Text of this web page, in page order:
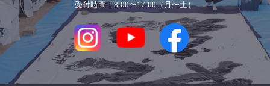
受付時間：8:00〜17:00（月〜土）